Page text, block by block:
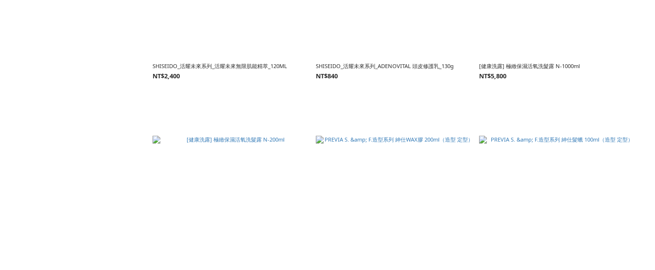
SHISEIDO_活耀未來系列_活耀未來無限肌能精萃_120ML
NT$2,400
SHISEIDO_活耀未來系列_ADENOVITAL 頭皮修護乳_130g
NT$840
[健康洗露] 極緻保濕活氧洗髮露 N-1000ml
NT$5,800